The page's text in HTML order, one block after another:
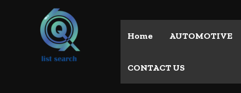
Home AUTOMOTIVE
CONTACT US